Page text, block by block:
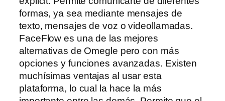
formas, ya sea mediante mensajes de
texto, mensajes de voz o videollamadas.
FaceFlow es una de las mejores
alternativas de Omegle pero con más
opciones y funciones avanzadas. Existen
muchísimas ventajas al usar esta
plataforma, lo cual la hace la más